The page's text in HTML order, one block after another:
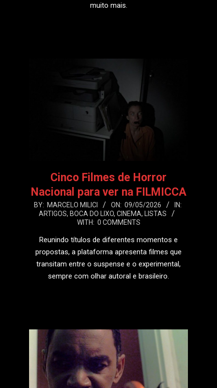
muito mais.
Cinco Filmes de Horror
Nacional para ver na FILMICCA
2026-
05-
BY: MARCELO MILICI ON: 09/05/2026
IN:
ARTIGOS, BOCA DO LIXO, CINEMA, LISTAS
WITH: 0 COMMENTS
Reunindo títulos de diferentes momentos e
propostas, a plataforma apresenta filmes que
transitam entre o suspense e o experimental,
sempre com olhar autoral e brasileiro.